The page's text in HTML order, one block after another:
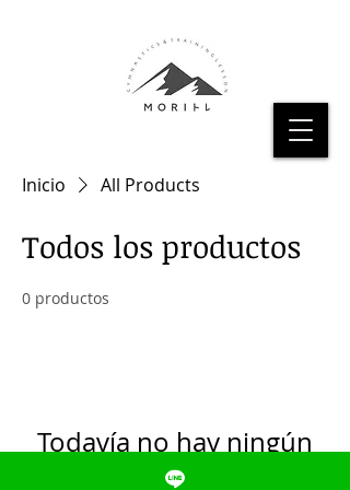
Inicio All Products
Todos los productos
0 productos
Todavía no hay ningún
producto...